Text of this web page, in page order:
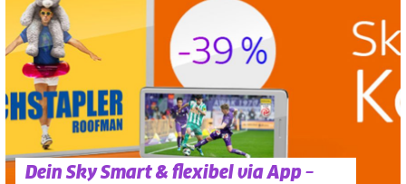
Dein Sky Smart & flexibel via App –